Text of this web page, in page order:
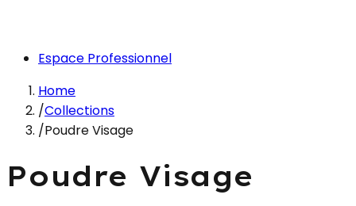
Espace Professionnel
Home
/Collections
/Poudre Visage
Poudre Visage